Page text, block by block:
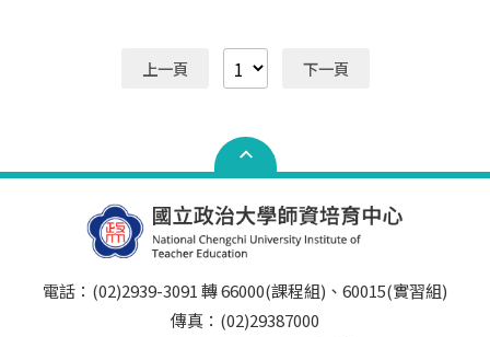
上一頁 下一頁
電話：(02)2939-3091 轉 66000(課程組)、60015(實習組)
傳真：(02)29387000